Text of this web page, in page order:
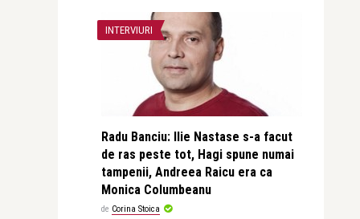
INTERVIURI
Radu Banciu: Ilie Nastase s-a facut
de ras peste tot, Hagi spune numai
tampenii, Andreea Raicu era ca
Monica Columbeanu
de Corina Stoica